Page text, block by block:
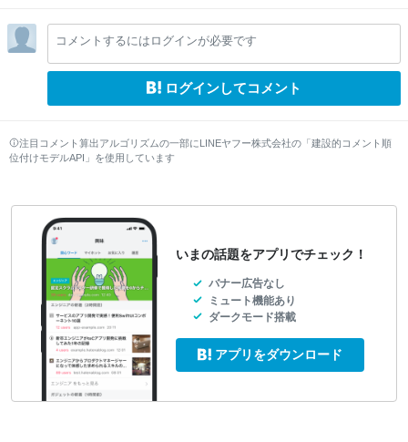
lo
w
lo
w
lo
w
lo
w
lo
w
lo
w
lo
w
lo
w
lolo
コメントするにはログインが必要です
ログインしてコメント
注目コメント算出アルゴリズムの一部にLINEヤフー株式会社の「建設的コメント順
位付けモデルAPI」を使用しています
いまの話題をアプリでチェック！
バナー広告なし
ミュート機能あり
ダークモード搭載
アプリをダウンロード